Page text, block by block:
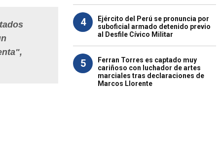
4
Ejército del Perú se pronuncia por
suboficial armado detenido previo
al Desfile Cívico Militar
5
Ferran Torres es captado muy
cariñoso con luchador de artes
marciales tras declaraciones de
Marcos Llorente